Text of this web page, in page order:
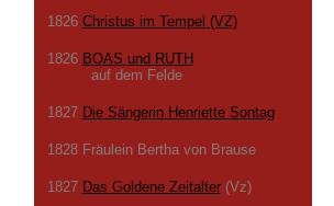
1826 Christus im Tempel (VZ)
1826 BOAS und RUTH
auf dem Felde
1827 Die Sängerin Henriette Sontag
1828 Fräulein Bertha von Brause
1827 Das Goldene Zeitalter(Vz)